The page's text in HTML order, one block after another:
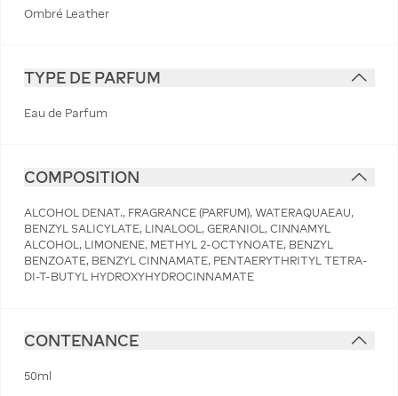
Ombré Leather
TYPE DE PARFUM
Eau de Parfum
COMPOSITION
ALCOHOL DENAT., FRAGRANCE (PARFUM), WATERAQUAEAU,
BENZYL SALICYLATE, LINALOOL, GERANIOL, CINNAMYL
ALCOHOL, LIMONENE, METHYL 2-OCTYNOATE, BENZYL
BENZOATE, BENZYL CINNAMATE, PENTAERYTHRITYL TETRA-
DI-T-BUTYL HYDROXYHYDROCINNAMATE
CONTENANCE
50ml